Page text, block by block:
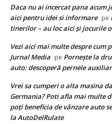
Daca nu ai incercat pana acum
aici pentru idei si informare pe
tinerilor – au loc aici și jocurile
Vezi aici mai multe despre cum
Jurnal Media pe Pornește la
auto: descoperă pernele
Vrei sa cumperi o alta masina
Germania? Poti afla mai multe
poți beneficia de vânzare auto
la AutoDelRulate